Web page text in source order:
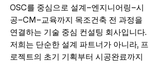
OSC를 중심으로 설계–엔지니어링–시
공–CM–교육까지 목조건축 전 과정을
연결하는 기술 중심 컨설팅 회사입니다.
저희는 단순한 설계 파트너가 아니라, 프
로젝트의 초기 기획부터 시공완료까지